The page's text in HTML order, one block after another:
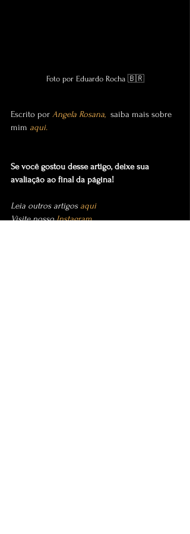
Foto por Eduardo Rocha 🇧🇷
Escrito por Angela Rosana,
  saiba mais sobre
mim aqui.
Se você gostou desse artigo, deixe sua
avaliação ao final da página!
Leia outros artigos aqui
Visite nosso Instagram